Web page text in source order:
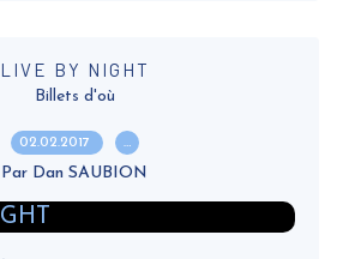
LIVE BY NIGHT
Billets d'où
02.02.2017 …
Par Dan SAUBION